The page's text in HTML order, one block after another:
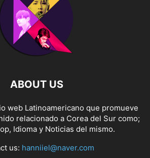
ABOUT US
web Latinoamericano que promueve
relacionado a Corea del Sur como;
Idioma y Noticias del mismo.
us: hanniiel@naver.com